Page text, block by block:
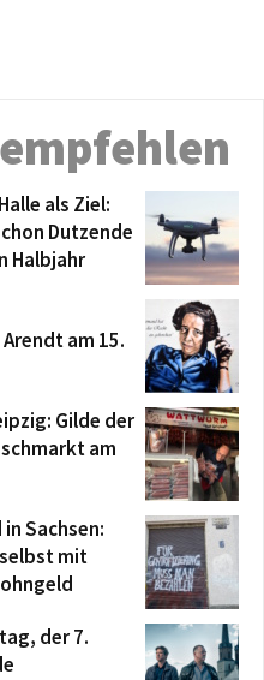
als Ziel:
Dutzende
Halbjahr
am 15.
Gilde der
am
Sachsen:
mit
der 7.